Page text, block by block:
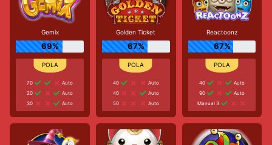
Gemix
69%
70
Auto
20
Auto
30
Auto
Golden Ticket
67%
40
Auto
40
Auto
50
Auto
Reactoonz
67%
40
Auto
90
Auto
Manual 3